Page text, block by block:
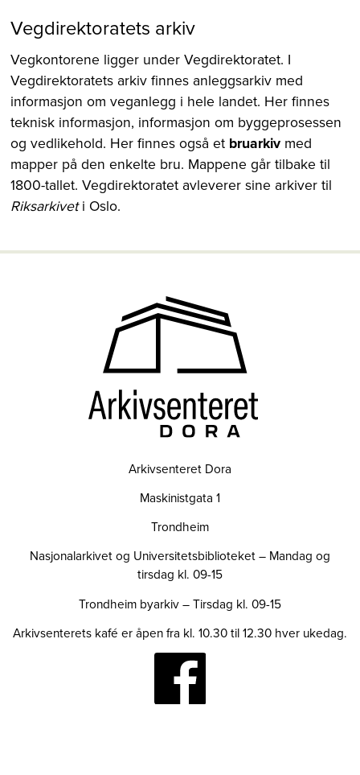
Vegdirektoratets arkiv
Vegkontorene ligger under Vegdirektoratet. I
Vegdirektoratets arkiv finnes anleggsarkiv med
informasjon om veganlegg i hele landet. Her finnes
teknisk informasjon, informasjon om byggeprosessen
og vedlikehold. Her finnes også et bruarkiv med
mapper på den enkelte bru. Mappene går tilbake til
1800-tallet. Vegdirektoratet avleverer sine arkiver til
Riksarkiveti Oslo.
Arkivsenteret Dora
Maskinistgata 1
Trondheim
Nasjonalarkivet og Universitetsbiblioteket – Mandag og
tirsdag kl. 09-15
Trondheim byarkiv – Tirsdag kl. 09-15
Arkivsenterets kafé er åpen fra kl. 10.30 til 12.30 hver ukedag.